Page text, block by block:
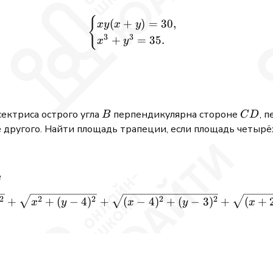
\begin{cases} x y (x+y) =
{xy(x + y) = 30,
x3 + y3 = 35.
острого угла B
Bперпендикулярна стороне CD
CD,
Найти площадь трапеции, если площадь
\sqrt{(x-2)^2 + y^2} +
+ x2 + (y − 4)2 + (x − 4)2 + (y − 3)2 + (x +